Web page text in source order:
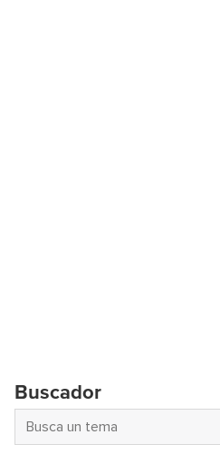
Buscador